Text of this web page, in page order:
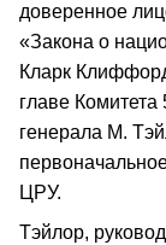
доверенное
«Закона о
Кларк
главе
генерала М.
ЦРУ.
Тэйлор,